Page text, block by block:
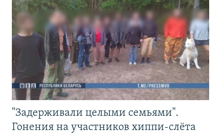
"Задерживали целыми семьями".
Гонения на участников хиппи-слёта